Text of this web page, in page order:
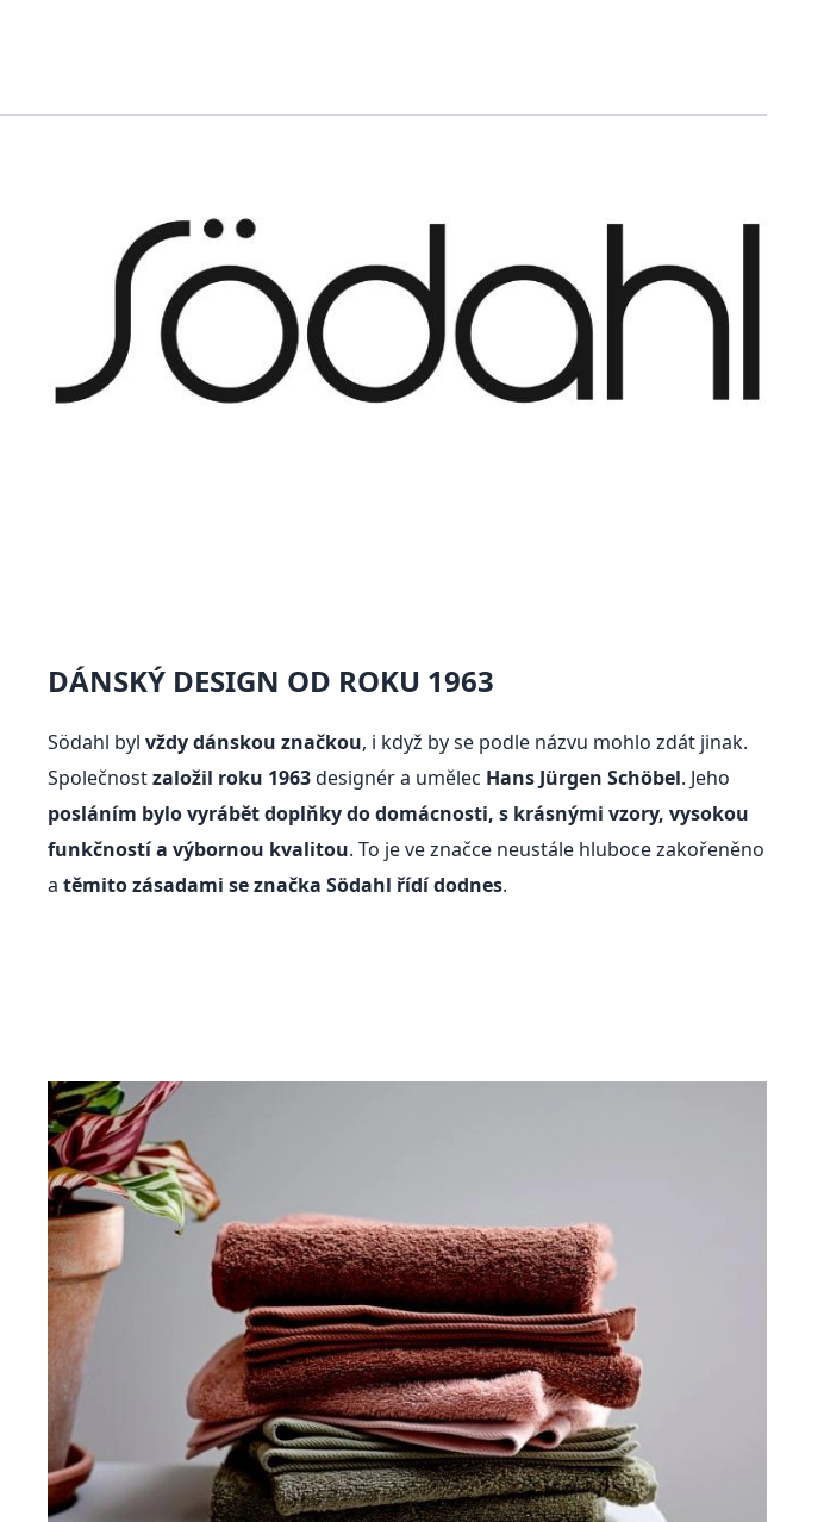
DÁNSKÝ DESIGN OD ROKU 1963
Södahl byl vždy dánskou značkou, i když by se podle názvu mohlo zdát jinak.
Společnostzaložil roku 1963designér a umělec Hans Jürgen Schöbel. Jeho
posláním bylo vyrábět doplňky do domácnosti, s krásnými vzory, vysokou
funkčností a výbornou kvalitou. To je ve značce neustále hluboce zakořeněno
a těmito zásadami se značka Södahl řídí dodnes.